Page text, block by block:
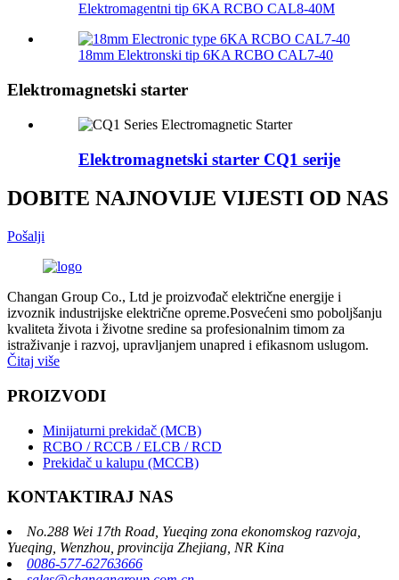
Elektromagentni tip 6KA RCBO CAL8-40M
18mm Elektronski tip 6KA RCBO CAL7-40
Elektromagnetski starter
Elektromagnetski starter CQ1 serije
DOBITE NAJNOVIJE VIJESTI OD NAS
Pošalji
Changan Group Co., Ltd je proizvođač električne energije i
izvoznik industrijske električne opreme.Posvećeni smo poboljšanju
kvaliteta života i životne sredine sa profesionalnim timom za
istraživanje i razvoj, upravljanjem unapred i efikasnom uslugom.
Čitaj više
PROIZVODI
Minijaturni prekidač (MCB)
RCBO / RCCB / ELCB / RCD
Prekidač u kalupu (MCCB)
KONTAKTIRAJ NAS
No.288 Wei 17th Road, Yueqing zona ekonomskog razvoja,
Yueqing, Wenzhou, provincija Zhejiang, NR Kina
0086-577-62763666